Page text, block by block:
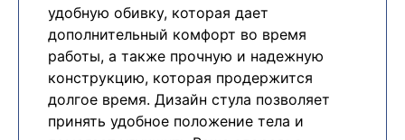
удобную обивку, которая дает
дополнительный комфорт во время
работы, а также прочную и надежную
конструкцию, которая продержится
долгое время. Дизайн стула позволяет
принять удобное положение тела и